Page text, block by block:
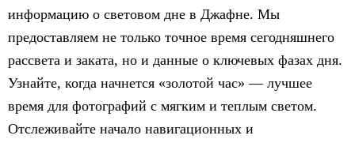
информацию о световом дне в Джафне. Мы
предоставляем не только точное время сегодняшнего
рассвета и заката, но и данные о ключевых фазах дня.
Узнайте, когда начнется «золотой час» — лучшее
время для фотографий с мягким и теплым светом.
Отслеживайте начало навигационных и